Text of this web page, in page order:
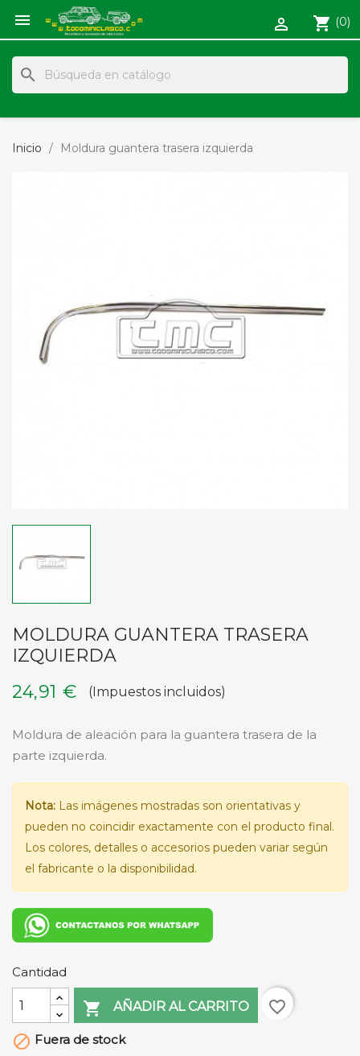
 shopping_cart (0)

search
Inicio Moldura guantera trasera izquierda
MOLDURA GUANTERA TRASERA
IZQUIERDA
24,91 €
(Impuestos incluidos)
Moldura de aleación para la guantera trasera de la
parte izquierda.
Nota: Las imágenes mostradas son orientativas y
pueden no coincidir exactamente con el producto final.
Los colores, detalles o accesorios pueden variar según
el fabricante o la disponibilidad.
Cantidad
 AÑADIR AL CARRITO
favorite_border
 Fuera de stock